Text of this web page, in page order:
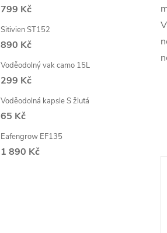
799 Kč
Sitivien ST152
890 Kč
Voděodolný vak camo 15L
299 Kč
Voděodolná kapsle S žlutá
65 Kč
Eafengrow EF135
1 890 Kč